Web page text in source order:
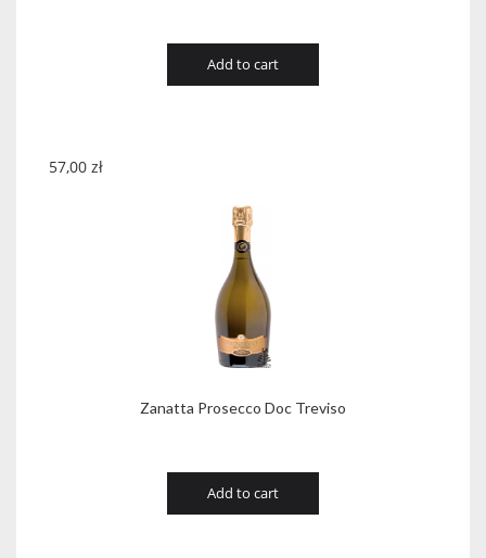
Add to cart
Zanatta Prosecco Doc Treviso
57,00 zł
Add to cart